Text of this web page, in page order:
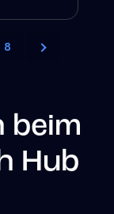
8
beim
Hub